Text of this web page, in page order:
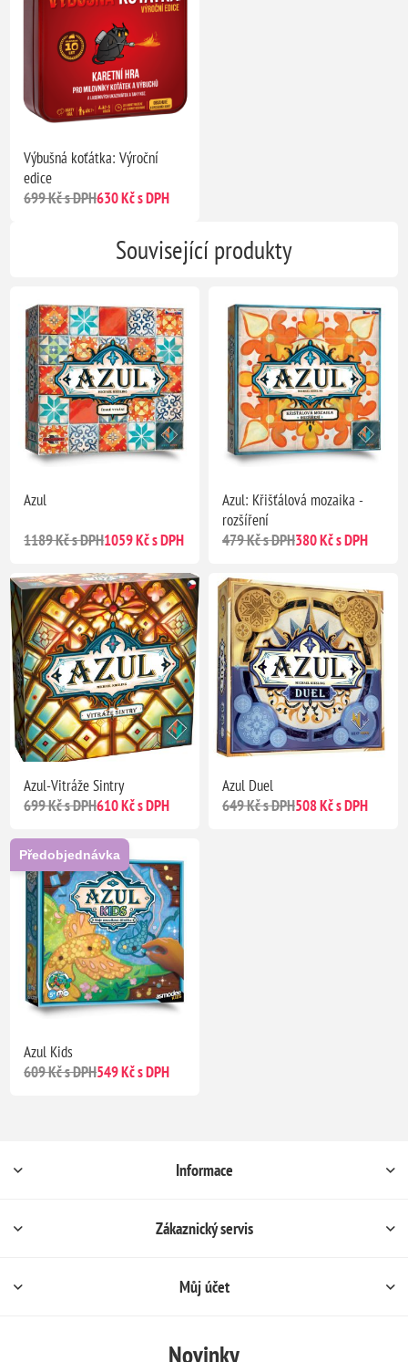
Výbušná koťátka: Výroční
edice
699 Kč s DPH630 Kč s DPH
Související produkty
Azul
1189 Kč s DPH1059 Kč s DPH
Azul: Křišťálová mozaika -
rozšíření
479 Kč s DPH380 Kč s DPH
Azul-Vitráže Sintry
699 Kč s DPH610 Kč s DPH
Azul Duel
649 Kč s DPH508 Kč s DPH
Předobjednávka
Azul Kids
609 Kč s DPH549 Kč s DPH
Informace
Zákaznický servis
Můj účet
Novinky